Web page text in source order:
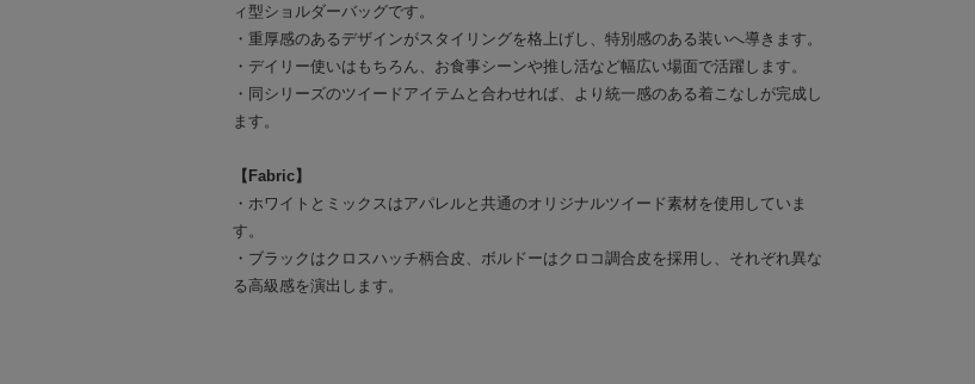
ィ型ショルダーバッグです。
・重厚感のあるデザインがスタイリングを格上げし、特別感のある装いへ導きます。
・デイリー使いはもちろん、お食事シーンや推し活など幅広い場面で活躍します。
・同シリーズのツイードアイテムと合わせれば、より統一感のある着こなしが完成し
ます。
【Fabric】
・ホワイトとミックスはアパレルと共通のオリジナルツイード素材を使用していま
す。
・ブラックはクロスハッチ柄合皮、ボルドーはクロコ調合皮を採用し、それぞれ異な
る高級感を演出します。